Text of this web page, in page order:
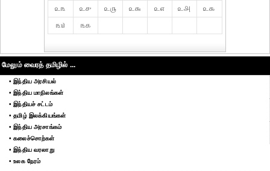
௨௩
௨௪ ௨௫ ௨௬ ௨௭ ௨௮
௨௯
௩௰
௩௧
மேலும் வைரத் தமிழில் ...
• இந்திய அரசியல்
• இந்திய மாநிலங்கள்
• இந்தியச் சட்டம்
• தமிழ் இலக்கியங்கள்
• இந்திய அரசாங்கம்
• கலைச்சொற்கள்
• இந்திய வரலாறு
• உலக நேரம்